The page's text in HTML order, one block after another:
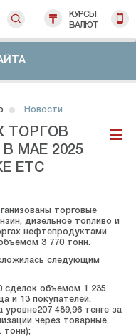
КУРСЫ
ВАЛЮТ
Новости
ТОРГОВ
МАЕ 2025
ЕТС
торговые
дизельное топливо и
нефтепродуктами
3 770 тонн.
следующим
сделок объемом 1 235
и 13 покупателей,
489,96 тенге за
через товарные
тонн);